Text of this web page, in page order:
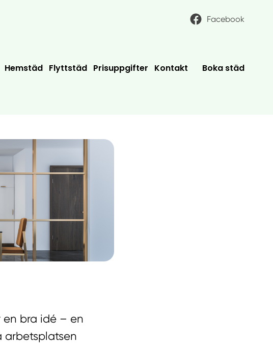
Facebook
Hemstäd Flyttstäd Prisuppgifter Kontakt Boka städ
bra idé – en
arbetsplatsen